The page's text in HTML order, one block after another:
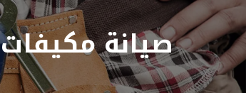
صيانة مكيفات